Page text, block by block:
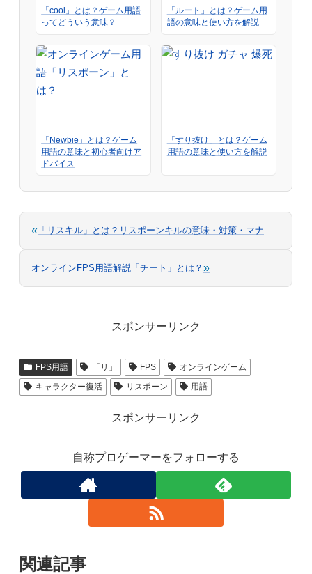
「cool」とは？ゲーム用語
ってどういう意味？
「ルート」とは？ゲーム用
語の意味と使い方を解説
「Newbie」とは？ゲーム
用語の意味と初心者向けア
ドバイス
「すり抜け」とは？ゲーム
用語の意味と使い方を解説
« 「リスキル」とは？リスポーンキルの意味・対策・マナー違反のボーダーラインを解説
オンラインFPS用語解説「チート」とは？ »
スポンサーリンク
FPS用語 「リ」 FPS
オンラインゲーム
キャラクター復活
リスポーン 用語
スポンサーリンク
自称プロゲーマーをフォローする
関連記事